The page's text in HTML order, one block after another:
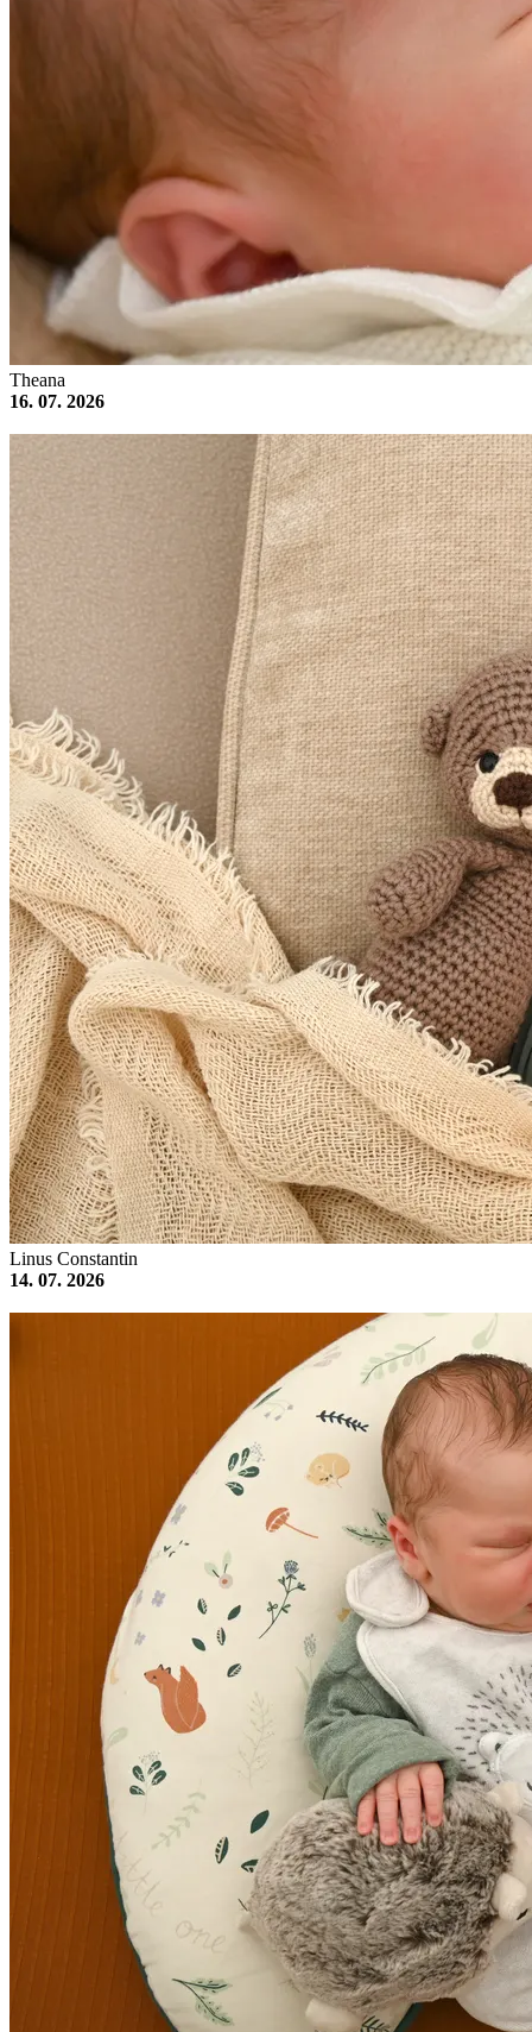
Theana
16. 07. 2026
Linus Constantin
14. 07. 2026